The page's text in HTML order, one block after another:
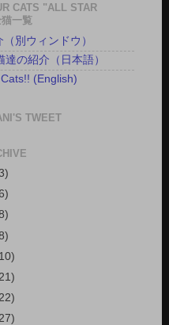
CATS "ALL STAR
一覧
別ウィンドウ）
達の紹介（日本語）
(English)
TWEET